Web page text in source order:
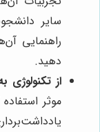
سایر
راهنمایی
دهید.
از تکنولوژی
موثر